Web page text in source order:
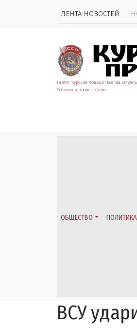
ЛЕНТА НОВОСТЕЙ
Газета "Курская правда". Всегда
События и происшествия.
ОБЩЕСТВО ПОЛИТИКА
ВСУ